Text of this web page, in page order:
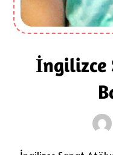
İngilizce